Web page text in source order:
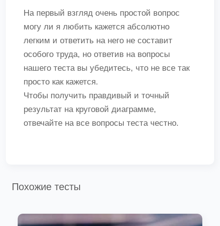
На первый взгляд очень простой вопрос
могу ли я любить кажется абсолютно
легким и ответить на него не составит
особого труда, но ответив на вопросы
нашего теста вы убедитесь, что не все так
просто как кажется.
Чтобы получить правдивый и точный
результат на круговой диаграмме,
отвечайте на все вопросы теста честно.
Похожие тесты